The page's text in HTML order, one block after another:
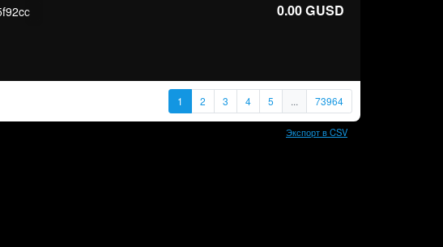
0.00GUSD
1 2 3 4 5 ... 73964
Экспорт в CSV